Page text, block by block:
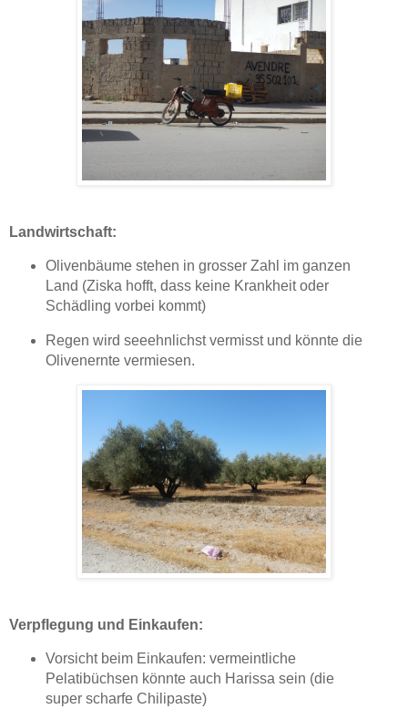
Landwirtschaft:
Olivenbäume stehen in grosser Zahl im ganzen
Land (Ziska hofft, dass keine Krankheit oder
Schädling vorbei kommt)
Regen wird seeehnlichst vermisst und könnte die
Olivenernte vermiesen.
Verpflegung und Einkaufen:
Vorsicht beim Einkaufen: vermeintliche
Pelatibüchsen könnte auch Harissa sein (die
super scharfe Chilipaste)